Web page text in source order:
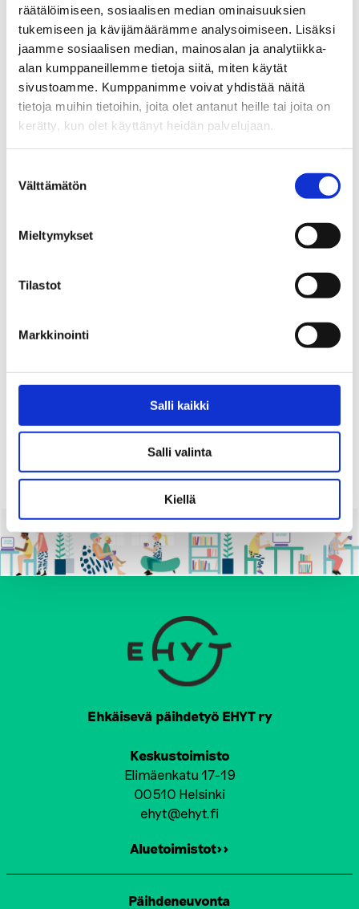
räätälöimiseen, sosiaalisen median ominaisuuksien
tukemiseen ja kävijämäärämme analysoimiseen. Lisäksi
jaamme sosiaalisen median, mainosalan ja analytiikka-
alan kumppaneillemme tietoja siitä, miten käytät
sivustoamme. Kumppanimme voivat yhdistää näitä
tietoja muihin tietoihin, joita olet antanut heille tai joita on
kerätty, kun olet käyttänyt heidän palvelujaan.
valinta
Välttämätön
Mieltymykset
Tilastot
Markkinointi
Salli kaikki
Salli valinta
Kiellä
Tiedotteet
EHYT ry:n kysely: Lapset eivät halua
vanhemmilta juhannuskaljoja
19.06.2013
EHYT ry selvitti: Suomalaiset haluavat
P
S
S
P
A
1 … 31 32 33 … 40
Ehkäisevä päihdetyö EHYT ry
Keskustoimisto
Elimäenkatu 17-19
00510 Helsinki
ehyt@ehyt.fi
Aluetoimistot>>
Päihdeneuvonta